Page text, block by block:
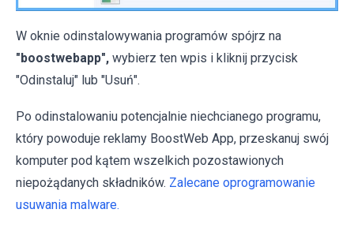
W oknie odinstalowywania programów spójrz na
"boostwebapp", wybierz ten wpis i kliknij przycisk
"Odinstaluj" lub "Usuń".
Po odinstalowaniu potencjalnie niechcianego programu,
który powoduje reklamy BoostWeb App, przeskanuj swój
komputer pod kątem wszelkich pozostawionych
niepożądanych składników. Zalecane oprogramowanie
usuwania malware.